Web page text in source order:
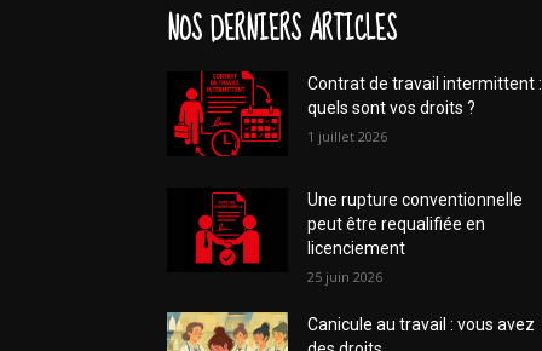
NOS DERNIERS ARTICLES
Contrat de travail intermittent :
quels sont vos droits ?
1 juillet 2026
Une rupture conventionnelle
peut être requalifiée en
licenciement
25 juin 2026
Canicule au travail : vous avez